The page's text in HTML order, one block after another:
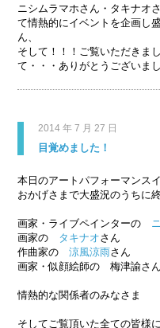
ニシムラマホさん・タキナオ
て情熱的にイベントを企画し
ん、
そして！！！ご覧いただきま
て・・・ありがとうございま
2014 年 7 月 27 日
目覚めました！
本日のアートパフォーマンス
おかげさまで大盛況のうちに
画家・ライブペインターの
画家の タキナオさん
作曲家の涼風涼雨さん
画家・似顔絵師の 梅津諭さ
情熱的な関係者のみなさま
そしてご覧頂いた全ての皆様